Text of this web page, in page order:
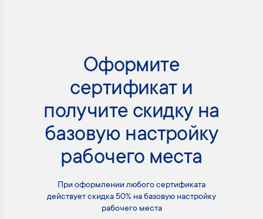
Оформите
сертификат и
получите скидку на
базовую настройку
рабочего места
При оформлении любого сертификата
действует скидка 50% на базовую настройку
рабочего места